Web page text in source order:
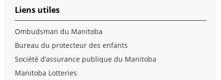
Liens utiles
Ombudsman du Manitoba
Bureau du protecteur des enfants
Société d’assurance publique du Manitoba
Manitoba Lotteries